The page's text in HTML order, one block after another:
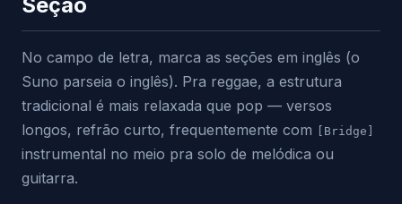
No campo de letra, marca as seções em inglês (o
Suno parseia o inglês). Pra reggae, a estrutura
tradicional é mais relaxada que pop — versos
longos, refrão curto, frequentemente com
[Bridge]
instrumental no meio pra solo de melódica ou
guitarra.